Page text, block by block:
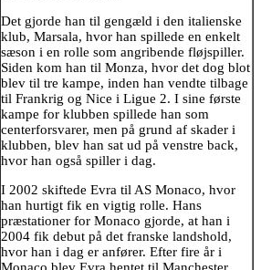
Det gjorde han til gengæld i den italienske
klub, Marsala, hvor han spillede en enkelt
sæson i en rolle som angribende fløjspiller.
Siden kom han til Monza, hvor det dog blot
blev til tre kampe, inden han vendte tilbage
til Frankrig og Nice i Ligue 2. I sine første
kampe for klubben spillede han som
centerforsvarer, men på grund af skader i
klubben, blev han sat ud på venstre back,
hvor han også spiller i dag.
I 2002 skiftede Evra til AS Monaco, hvor
han hurtigt fik en vigtig rolle. Hans
præstationer for Monaco gjorde, at han i
2004 fik debut på det franske landshold,
hvor han i dag er anfører. Efter fire år i